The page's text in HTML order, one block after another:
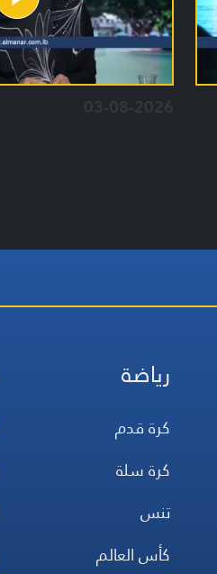
03-08-2026
رياضة
كرة قدم
كرة سلة
تنس
كأس العالم